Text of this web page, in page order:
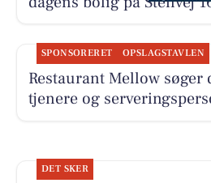
SPONSORERET OPSLAGSTAVLEN
Restaurant Mellow søger
tjenere og
DET SKER